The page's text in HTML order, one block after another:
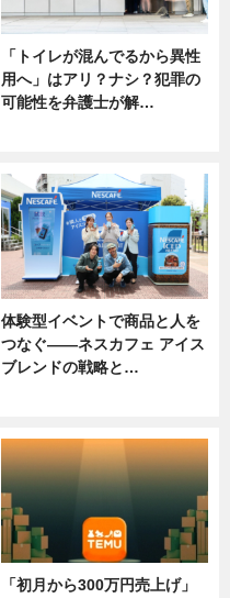
「トイレが混んでるから異性
用へ」はアリ？ナシ？犯罪の
可能性を弁護士が解…
体験型イベントで商品と人を
つなぐ――ネスカフェ アイス
ブレンドの戦略と…
「初月から300万円売上げ」